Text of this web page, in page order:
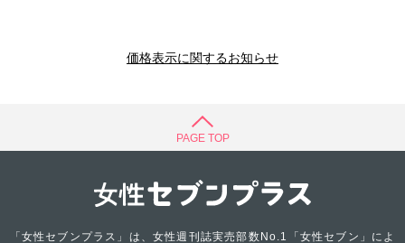
価格表示に関するお知らせ
PAGE TOP
「女性セブンプラス」は、女性週刊誌実売部数No.1「女性セブン」によ